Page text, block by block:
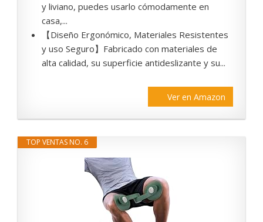
y liviano, puedes usarlo cómodamente en
casa,...
【Diseño Ergonómico, Materiales Resistentes
y uso Seguro】Fabricado con materiales de
alta calidad, su superficie antideslizante y su...
Ver en Amazon
TOP VENTAS NO. 6